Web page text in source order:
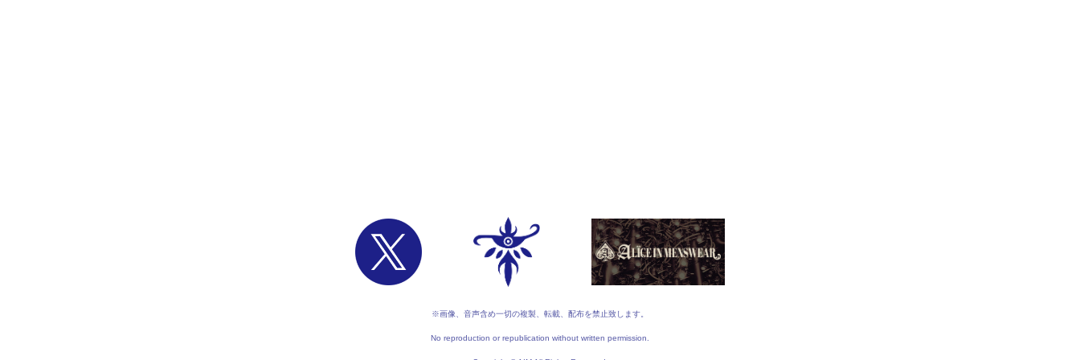
※画像、音声含め一切の複製、転載、配布を禁止致します。
No reproduction or republication without written permission.